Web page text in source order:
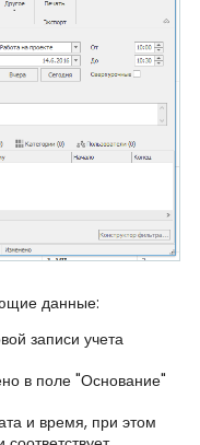
данные:
записи учета
в поле "Основание"
и время, при этом